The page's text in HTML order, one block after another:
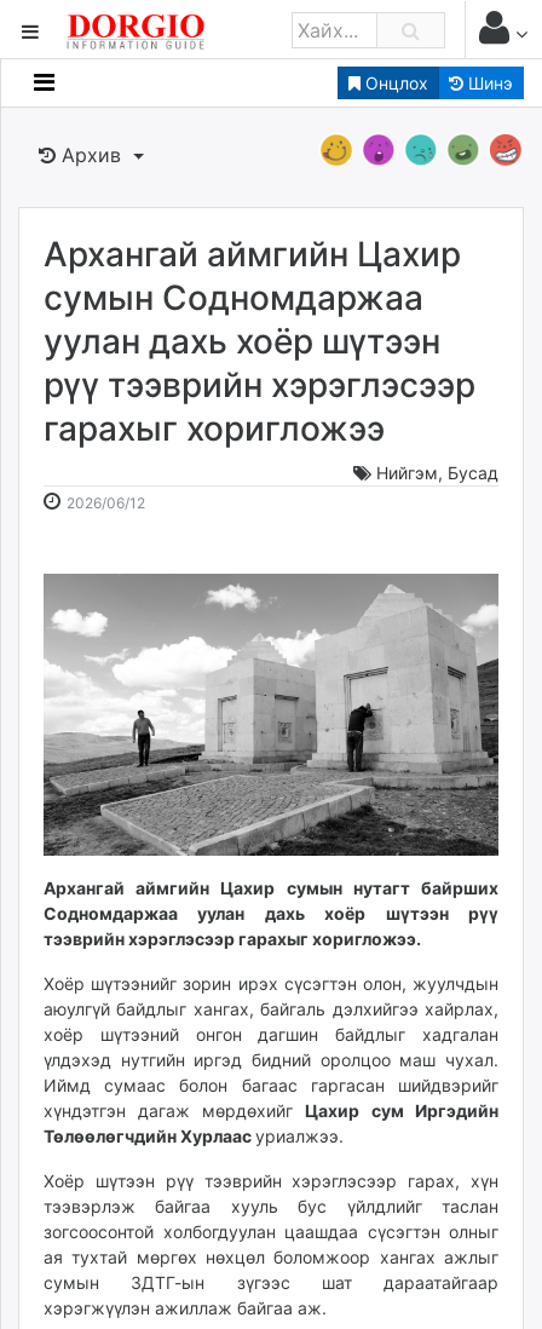
Онцлох Шинэ
Мэдээллийн
Банк санхүү
Бизнес ААН
Төрийн
Нийслэлийн
dorgio.mn
Gogo.mn
caak.mn
news.mn
Baabar.mn
Livetv.mn
Eguur.mn
24tsag.mn
shuud.mn
eagle.mn
ergelt.mn
zarig.mn
today.mn
mminfo.mn
ugluu.mn
urlag.mn
unen.mn
asu.mn
shudarga.mn
shuurhai.mn
unuudur.mn
isee.mn
fact.mn
itoim.mn
tumen.mn
shuum.mn
times.mn
Архив
Архангай аймгийн Цахир
сумын Содномдаржаа
уулан дахь хоёр шүтээн
рүү тээврийн хэрэглэсээр
гарахыг хоригложээ
Нийгэм, Бусад
2026/06/12
11:36:54
17:05:45
Архангай аймгийн Цахир сумын нутагт байрших
Содномдаржаа уулан дахь хоёр шүтээн рүү
тээврийн хэрэглэсээр гарахыг хоригложээ.
Хоёр шүтээнийг зорин ирэх сүсэгтэн олон, жуулчдын
аюулгүй байдлыг хангах, байгаль дэлхийгээ хайрлах,
хоёр шүтээний онгон дагшин байдлыг хадгалан
үлдэхэд нутгийн иргэд бидний оролцоо маш чухал.
Иймд сумаас болон багаас гаргасан шийдвэрийг
хүндэтгэн дагаж мөрдөхийг Цахир сум Иргэдийн
Төлөөлөгчдийн Хурлаасуриалжээ.
Хоёр шүтээн рүү тээврийн хэрэглэсээр гарах, хүн
тээвэрлэж байгаа хууль бус үйлдлийг таслан
зогсоосонтой холбогдуулан цаашдаа сүсэгтэн олныг
ая тухтай мөргөх нөхцөл боломжоор хангах ажлыг
сумын ЗДТГ-ын зүгээс шат дараатайгаар
хэрэгжүүлэн ажиллаж байгаа аж.